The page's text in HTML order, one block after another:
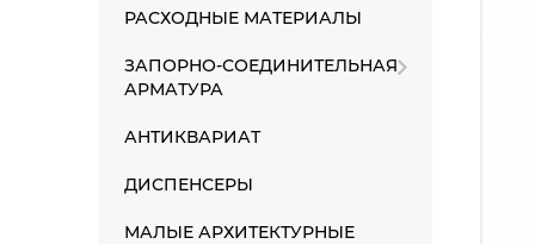
РАСХОДНЫЕ МАТЕРИАЛЫ
ЗАПОРНО-СОЕДИНИТЕЛЬНАЯ
АРМАТУРА
АНТИКВАРИАТ
ДИСПЕНСЕРЫ
МАЛЫЕ АРХИТЕКТУРНЫЕ